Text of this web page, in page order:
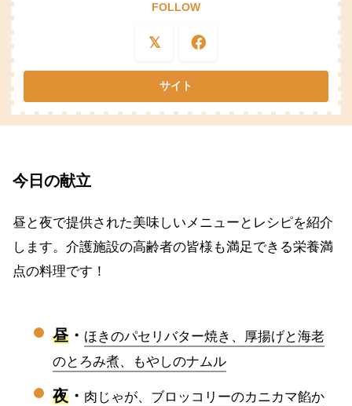
FOLLOW
今日の献立
昼と夜で提供された美味しいメニューとレシピを紹介
します。介護施設の高齢者の皆様も満足できる栄養満
点の料理です！
昼・ ほきのパセリバター焼き、厚揚げと海老
のとろみ煮、もやしのナムル
夜 ・ 肉じゃが、ブロッコリーのカニカマ餡か